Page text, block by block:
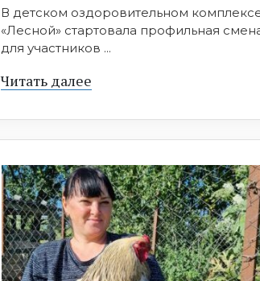
В детском оздоровительном
«Лесной» стартовала профильная
для участников ...
Читать далее